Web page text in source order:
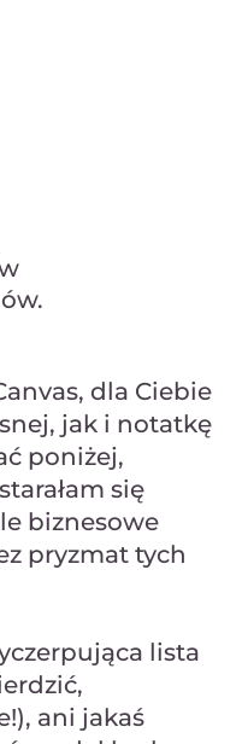
dla Ciebie
jak i notatkę
poniżej,
się
biznesowe
pryzmat tych
lista
ani jakaś